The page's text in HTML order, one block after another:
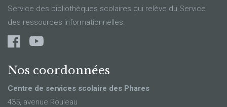
Service des bibliothèques scolaires qui relève du Service
des ressources informationnelles.
Nos coordonnées
Centre de services scolaire des Phares
435, avenue Rouleau